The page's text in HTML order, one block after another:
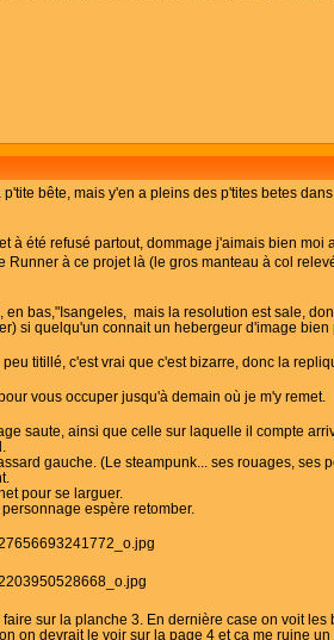
bête, mais y'en a pleins des p'tites betes
à été refusé partout, dommage j'aimais bien
Runner à ce projet là (le gros manteau à col
bas,"Isangeles, mais la resolution est sale,
si quelqu'un connait un hebergeur d'image bien
titillé, c'est vrai que c'est bizarre, donc la
vous occuper jusqu'à demain où je m'y remet.
saute, ainsi que celle sur laquelle il compte
gauche. (Le steampunk... ses rouages, ses
pour se larguer.
espère retomber.
sur la planche 3. En dernière case on voit
on devrait le voir sur la page 4 et ça me ruine